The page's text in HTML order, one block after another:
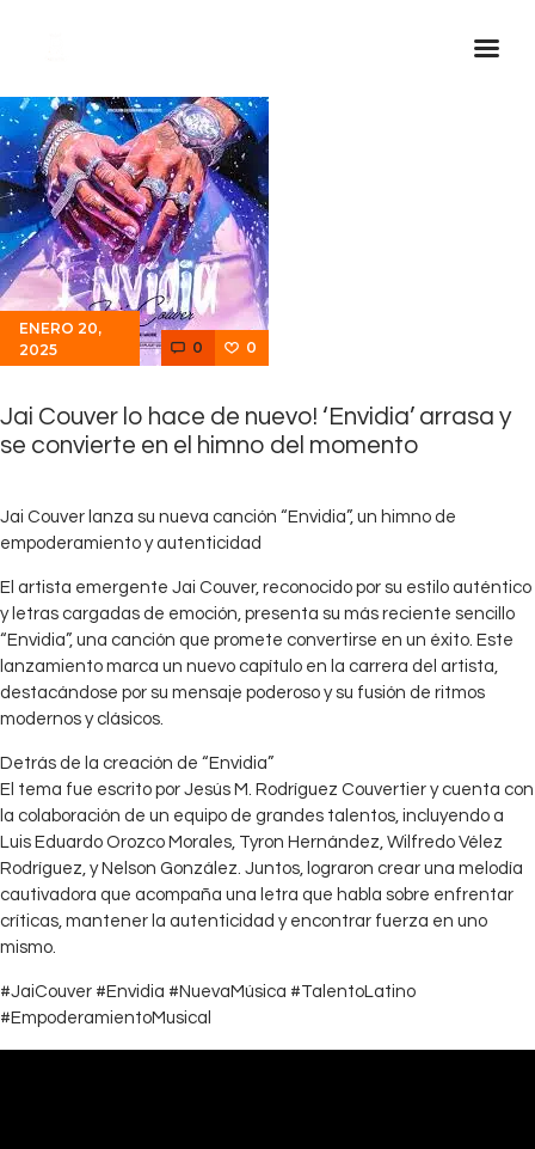
Inicio Real FM
Streaming
En Vivo
Descarga La APP
Programas
Noticias
Sobre Nosotros
ENERO 20,
2025
0 0
Jai Couver lo hace de nuevo! ‘Envidia’ arrasa y
se convierte en el himno del momento
Jai Couver lanza su nueva canción “Envidia”, un himno de
empoderamiento y autenticidad
El artista emergente Jai Couver, reconocido por su estilo auténtico
y letras cargadas de emoción, presenta su más reciente sencillo
“Envidia”, una canción que promete convertirse en un éxito. Este
lanzamiento marca un nuevo capítulo en la carrera del artista,
destacándose por su mensaje poderoso y su fusión de ritmos
modernos y clásicos.
Detrás de la creación de “Envidia”
El tema fue escrito por Jesús M. Rodríguez Couvertier y cuenta con
la colaboración de un equipo de grandes talentos, incluyendo a
Luis Eduardo Orozco Morales, Tyron Hernández, Wilfredo Vélez
Rodríguez, y Nelson González. Juntos, lograron crear una melodía
cautivadora que acompaña una letra que habla sobre enfrentar
críticas, mantener la autenticidad y encontrar fuerza en uno
mismo.
#JaiCouver #Envidia #NuevaMúsica #TalentoLatino
#EmpoderamientoMusical